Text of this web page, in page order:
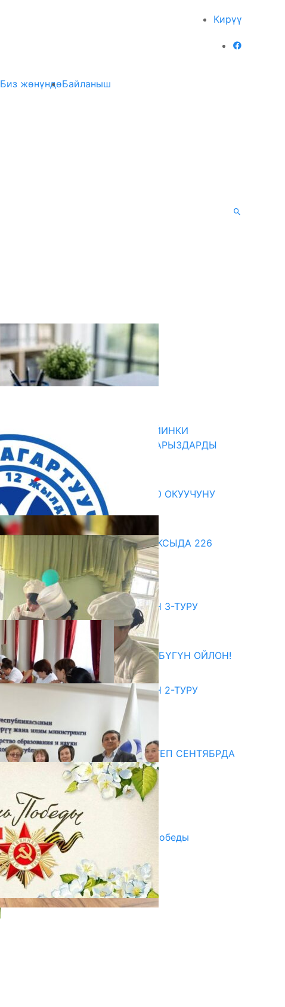
Кирүү
Биз жөнүндөБайланыш
ДИРЕКТОРЛОР РЕЗЕРВИ: КИЙИНКИ
АЙЛАМПАГА ЭЛЕКТРОНДУК АРЫЗДАРДЫ
КАБЫЛ АЛУУ БАШТАЛАТ
07.08.2026
ЖЕКЕ МЕНЧИК МЕКТЕП 2300 ОКУУЧУНУ
КАНТИП «ОКУТКАН»?
07.08.2026
ДООР ӨЗГӨРТКӨН БИЛИМ: АКСЫДА 226
МУГАЛИМ ОКУУДАН ӨТТҮ
07.08.2026
Абитуриент
ЖОЖДОРГО КАБЫЛ АЛУУНУН 3-ТУРУ
БАШТАЛДЫ
27.07.2026
ӨЗҮҢДҮН КЕЛЕЧЕГИҢ ҮЧҮН БҮГҮН ОЙЛОН!
20.07.2026
ЖОЖДОРГО КАБЫЛ АЛУУНУН 2-ТУРУ
20.07.2026
Медиа
СУЗАКТА 750 ОРУНДУУ МЕКТЕП СЕНТЯБРДА
ПАЙДАЛАНУУГА БЕРИЛЕТ
07.08.2025
Улуу Жеңиштин жандуу сөзү
29.04.2025
Награды в преддверии Дня Победы
29.04.2025